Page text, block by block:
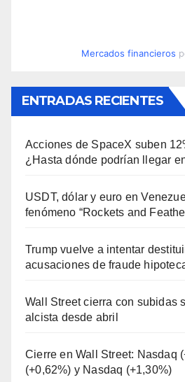
Mercados financieros
ENTRADAS RECIENTES
Acciones de SpaceX suben
¿Hasta dónde podrían llegar
USDT, dólar y euro en
fenómeno “Rockets and
Trump vuelve a intentar
acusaciones de fraude
Wall Street cierra con subidas
alcista desde abril
Cierre en Wall Street: Nasdaq
(+0,62%) y Nasdaq (+1,30%)